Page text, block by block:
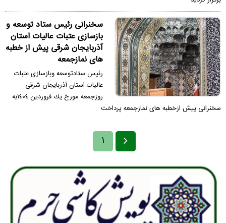
سخنرانى رئيس ستاد توسعه و
بازسازى عتبات عاليات استان
آذربايجان شرقى پيش از خطبه
هاى نمازجمعه
رئيس ستادتوسعه وبازسازى عتبات
عاليات استان آذربايجان شرقى
روزجمعه مورخ يك فروردين ١٤٠٤به
سخنرانى پيش ازخطبه هاى نمازجمعه پرداخت
۱